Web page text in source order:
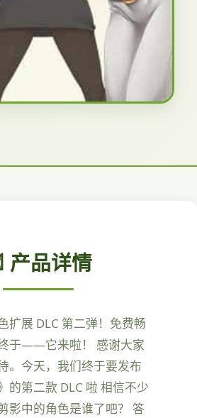
产品详情
扩展 DLC 第二弹！免费畅
于——它来啦！ 感谢大家
。今天，我们终于要发布
的第二款 DLC 啦 相信不少
影中的角色是谁了吧？ 答